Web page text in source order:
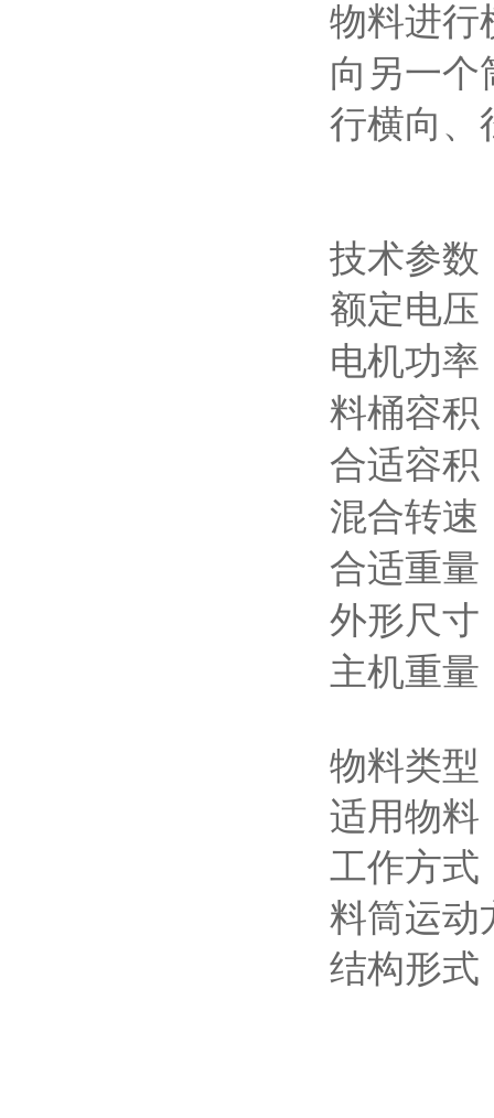
物料进行
向另一个
行横向、
技术参数
额定电压
电机功率
料桶容积
合适容积
混合转速
合适重量
外形尺寸
主机重量
物料类型
适用物料
工作方式
料筒运动
结构形式